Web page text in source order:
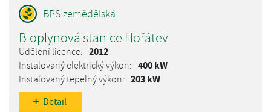
Bioplynová stanice Hořátev
2012
400 kW
203 kW
Detail